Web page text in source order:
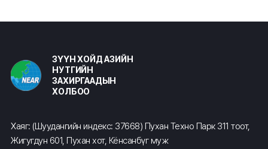
ЗҮҮН ХОЙД АЗИЙН
НУТГИЙН
ЗАХИРГААДЫН
ХОЛБОО
Хаяг: (Шуудангийн индекс: 37668) Пухан Техно Парк 311 тоот,
Жигугдун 601, Пухан хот, Кёнсанбүг муж